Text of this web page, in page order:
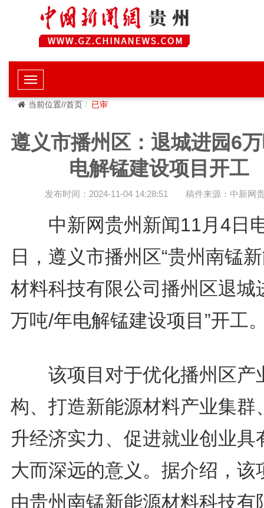
当前位置//首页 已审
遵义市播州区：退城进园6
电解锰建设项目开工
发布时间：2024-11-04 14:28:51 稿件来源：中新网
中新网贵州新闻11月4日
日，遵义市播州区“贵州南锰
材料科技有限公司播州区退城
万吨/年电解锰建设项目”开工
该项目对于优化播州区产
构、打造新能源材料产业集群
升经济实力、促进就业创业具
大而深远的意义。据介绍，该
由贵州南锰新能源材料科技有